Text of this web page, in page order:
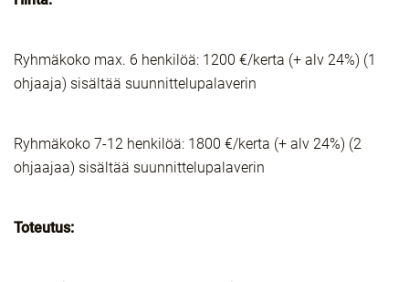
Ryhmäkoko max. 6 henkilöä: 1200 €/kerta (+ alv 24%) (1
ohjaaja) sisältää suunnittelupalaverin
Ryhmäkoko 7-12 henkilöä: 1800 €/kerta (+ alv 24%) (2
ohjaajaa) sisältää suunnittelupalaverin
Toteutus: